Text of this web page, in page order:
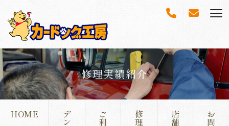
修理実績紹介
HOME デ
ン
ご
利
修
理
店
舗
お
問